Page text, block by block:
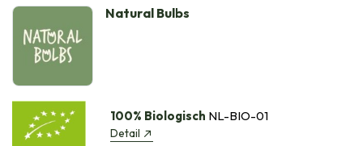
Natural Bulbs
100% Biologisch NL-BIO-01
Detail